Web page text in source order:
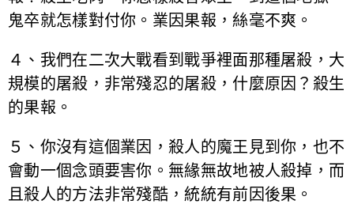
鬼卒就怎樣對付你。業因果報，絲毫不爽。
４、我們在二次大戰看到戰爭裡面那種屠殺，大
規模的屠殺，非常殘忍的屠殺，什麼原因？殺生
的果報。
５、你沒有這個業因，殺人的魔王見到你，也不
會動一個念頭要害你。無緣無故地被人殺掉，而
且殺人的方法非常殘酷，統統有前因後果。